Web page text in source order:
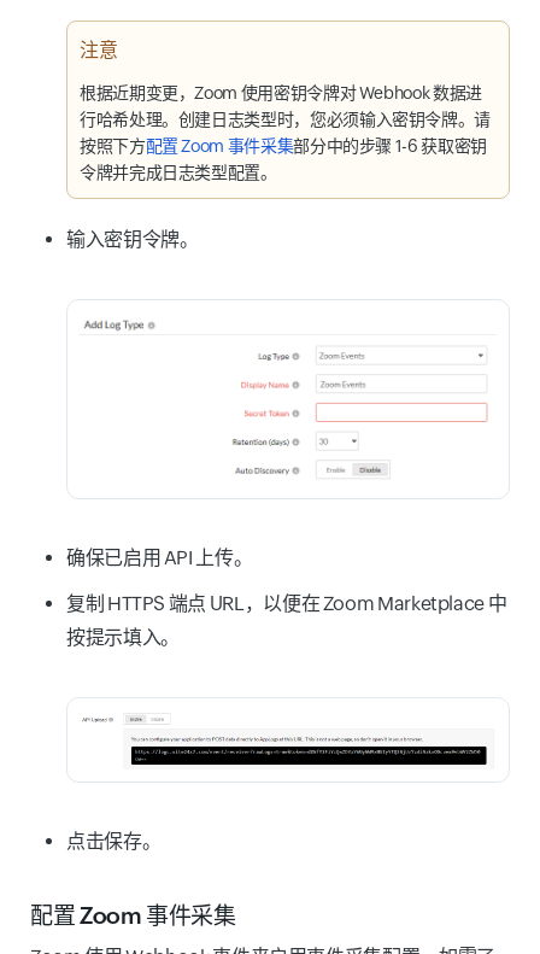
注意
根据近期变更，Zoom 使用密钥令牌对 Webhook 数据进
行哈希处理。创建日志类型时，您必须输入密钥令牌。请
按照下方配置 Zoom 事件采集部分中的步骤 1-6 获取密钥
令牌并完成日志类型配置。
输入密钥令牌。
确保已启用 API 上传。
复制 HTTPS 端点 URL，以便在 Zoom Marketplace 中
按提示填入。
点击保存。
配置 Zoom 事件采集